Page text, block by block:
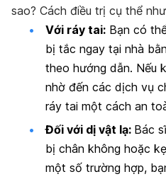
sao? Cách điều trị cụ thể
Với ráy tai: Bạn có
bị tắc ngay tại nhà
theo hướng dẫn. Nếu
nhờ đến các dịch vụ
ráy tai một cách an
Đối với dị vật lạ: Bác
bị chân không hoặc
một số trường hợp,